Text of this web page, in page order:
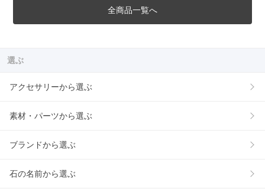
全商品一覧へ
選ぶ
アクセサリーから選ぶ
素材・パーツから選ぶ
ブランドから選ぶ
石の名前から選ぶ